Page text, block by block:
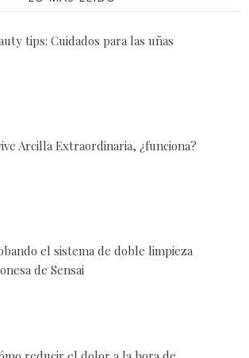
tips: Cuidados para las uñas
Arcilla Extraordinaria, ¿funciona?
el sistema de doble limpieza
de Sensai